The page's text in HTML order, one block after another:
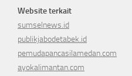
Website terkait
sumselnews.id
publikjabodetabek.id
pemudapancasilamedan.com
ayokalimantan.com